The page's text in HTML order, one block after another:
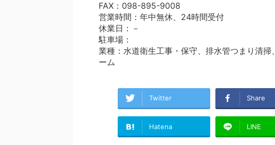
FAX：098-895-9008
営業時間：年中無休、24時間受付
休業日：－
駐車場：
業種：水道衛生工事・保守、排水管つまり清
ーム
Twitter Share
Hatena LINE